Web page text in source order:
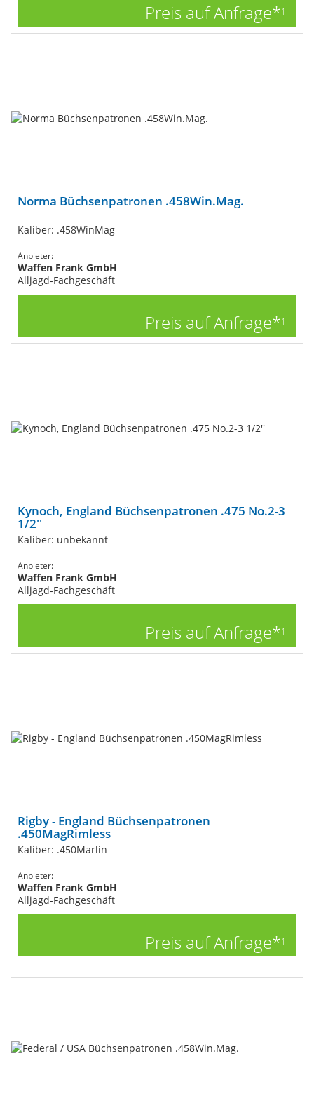
Preis auf Anfrage*1
Norma Büchsenpatronen .458Win.Mag.
Kaliber: .458WinMag
Anbieter:
Waffen Frank GmbH
Alljagd-Fachgeschäft
Preis auf Anfrage*1
Kynoch, England Büchsenpatronen .475 No.2-3
1/2''
Kaliber: unbekannt
Anbieter:
Waffen Frank GmbH
Alljagd-Fachgeschäft
Preis auf Anfrage*1
Rigby - England Büchsenpatronen
.450MagRimless
Kaliber: .450Marlin
Anbieter:
Waffen Frank GmbH
Alljagd-Fachgeschäft
Preis auf Anfrage*1